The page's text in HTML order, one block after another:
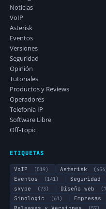
Noticias
VoIP
Asterisk
Eventos
Versiones
Seguridad
Opinión
Tutoriales
Productos y Reviews
Operadores
Telefonía IP
Software Libre
Off-Topic
ETIQUETAS
VoIP (519) Asterisk
Eventos
(141) Seguridad
skype
(73) Diseño web
Sinologic
(61) Empresas